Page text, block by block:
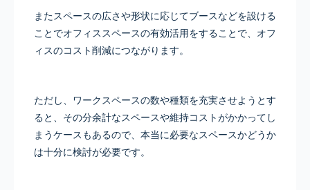
またスペースの広さや形状に応じてブースなどを設ける
ことでオフィススペースの有効活用をすることで、オフ
ィスのコスト削減につながります。
ただし、ワークスペースの数や種類を充実させようとす
ると、その分余計なスペースや維持コストがかかってし
まうケースもあるので、本当に必要なスペースかどうか
は十分に検討が必要です。